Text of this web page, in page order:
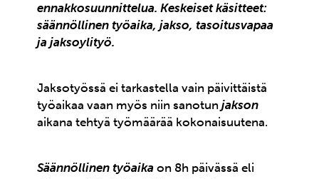
ennakkosuunnittelua.Keskeiset käsitteet:
säännöllinen työaika, jakso, tasoitusvapaa
ja jaksoylityö.
Jaksotyössä ei tarkastella vain päivittäistä
työaikaa vaan myös niin sanotunjakson
aikana tehtyä työmäärää kokonaisuutena.
Säännöllinen työaika on 8h päivässä eli